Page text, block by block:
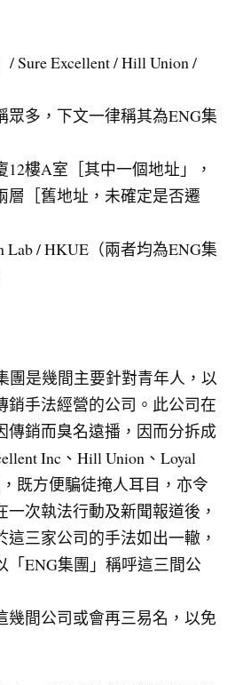
Sure Excellent / Hill Union /
眾多，下文一律稱其為ENG集
樓A室［其中一個地址」，
層［舊地址，未確定是否遷
Lab / HKUE（兩者均為ENG集
團是幾間主要針對青年人，以
銷手法經營的公司。此公司在
傳銷而臭名遠播，因而分拆成
Inc、Hill Union、Loyal
既方便騙徒掩人耳目，亦令
次執法行動及新聞報道後，
三家公司的手法如出一轍，
「ENG集團」稱呼這三間公
幾間公司或會再三易名，以免